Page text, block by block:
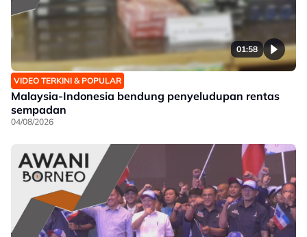
01:58
VIDEO TERKINI & POPULAR
Malaysia-Indonesia bendung penyeludupan rentas
sempadan
04/08/2026